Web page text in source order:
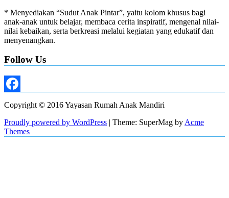
* Menyediakan “Sudut Anak Pintar”, yaitu kolom khusus bagi
anak-anak untuk belajar, membaca cerita inspiratif, mengenal nilai-
nilai kebaikan, serta berkreasi melalui kegiatan yang edukatif dan
menyenangkan.
Follow Us
Copyright © 2016 Yayasan Rumah Anak Mandiri
Proudly powered by WordPress | Theme: SuperMag by Acme
Themes